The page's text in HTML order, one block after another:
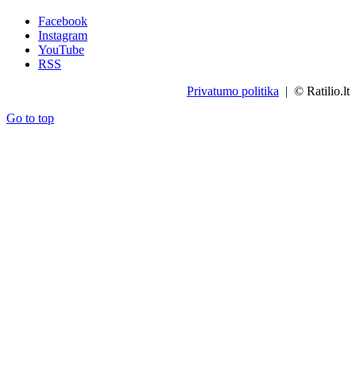
Facebook
Instagram
YouTube
RSS
Privatumo politika | © Ratilio.lt
Go to top